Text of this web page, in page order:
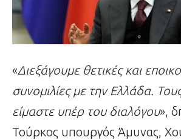
«Διεξάγουμε θετικές και
συνομιλίες με την Ελλάδα.
είμαστε υπέρ του διαλόγου»,
Τούρκος υπουργός Άμυνας,